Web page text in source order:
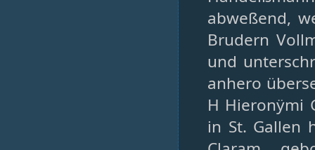
abweßend,
Brudern
und
anhero
H Hieronÿmi
in St. Gallen